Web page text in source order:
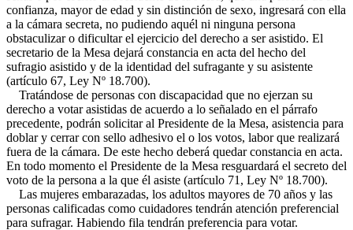
confianza, mayor de edad y sin distinción de sexo, ingresará con ella
a la cámara secreta, no pudiendo aquél ni ninguna persona
obstaculizar o dificultar el ejercicio del derecho a ser asistido. El
secretario de la Mesa dejará constancia en acta del hecho del
sufragio asistido y de la identidad del sufragante y su asistente
(artículo 67, Ley Nº 18.700).
Tratándose de personas con discapacidad que no ejerzan su
derecho a votar asistidas de acuerdo a lo señalado en el párrafo
precedente, podrán solicitar al Presidente de la Mesa, asistencia para
doblar y cerrar con sello adhesivo el o los votos, labor que realizará
fuera de la cámara. De este hecho deberá quedar constancia en acta.
En todo momento el Presidente de la Mesa resguardará el secreto del
voto de la persona a la que él asiste (artículo 71, Ley Nº 18.700).
Las mujeres embarazadas, los adultos mayores de 70 años y las
personas calificadas como cuidadores tendrán atención preferencial
para sufragar. Habiendo fila tendrán preferencia para votar.